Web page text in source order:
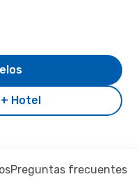
Hotel
Preguntas frecuentes